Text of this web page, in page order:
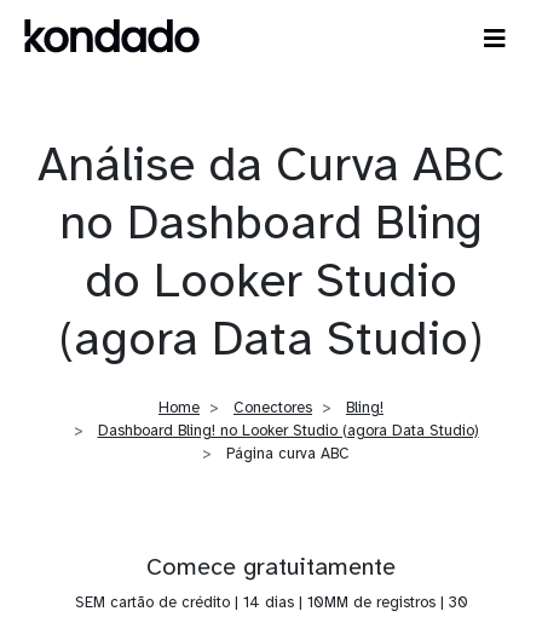
Análise da Curva ABC
no Dashboard Bling
do Looker Studio
(agora Data Studio)
Home Conectores
Bling!
Dashboard Bling! no Looker Studio (agora Data Studio)
Página curva ABC
Comece gratuitamente
SEM cartão de crédito | 14 dias | 10MM de registros | 30